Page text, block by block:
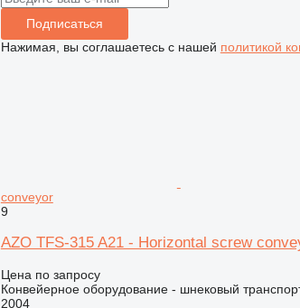
Подписаться
Нажимая, вы соглашаетесь с нашей политикой
conveyor
9
AZO TFS-315 A21 - Horizontal screw
Цена по запросу
Конвейерное оборудование - шнековый
2004